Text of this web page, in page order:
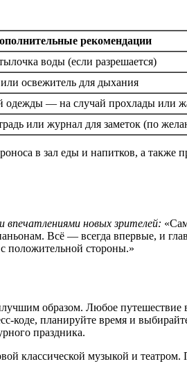
рекомендации
воды (если разрешается)
освежитель для дыхания
одежды — на случай прохлады или
или журнал для заметок (по
в зал еды и напитков, а
новых зрителей:
Всё — всегда впервые, и
положительной стороны.»
образом. Любое путешествие
планируйте время и
праздника.
классической музыкой и